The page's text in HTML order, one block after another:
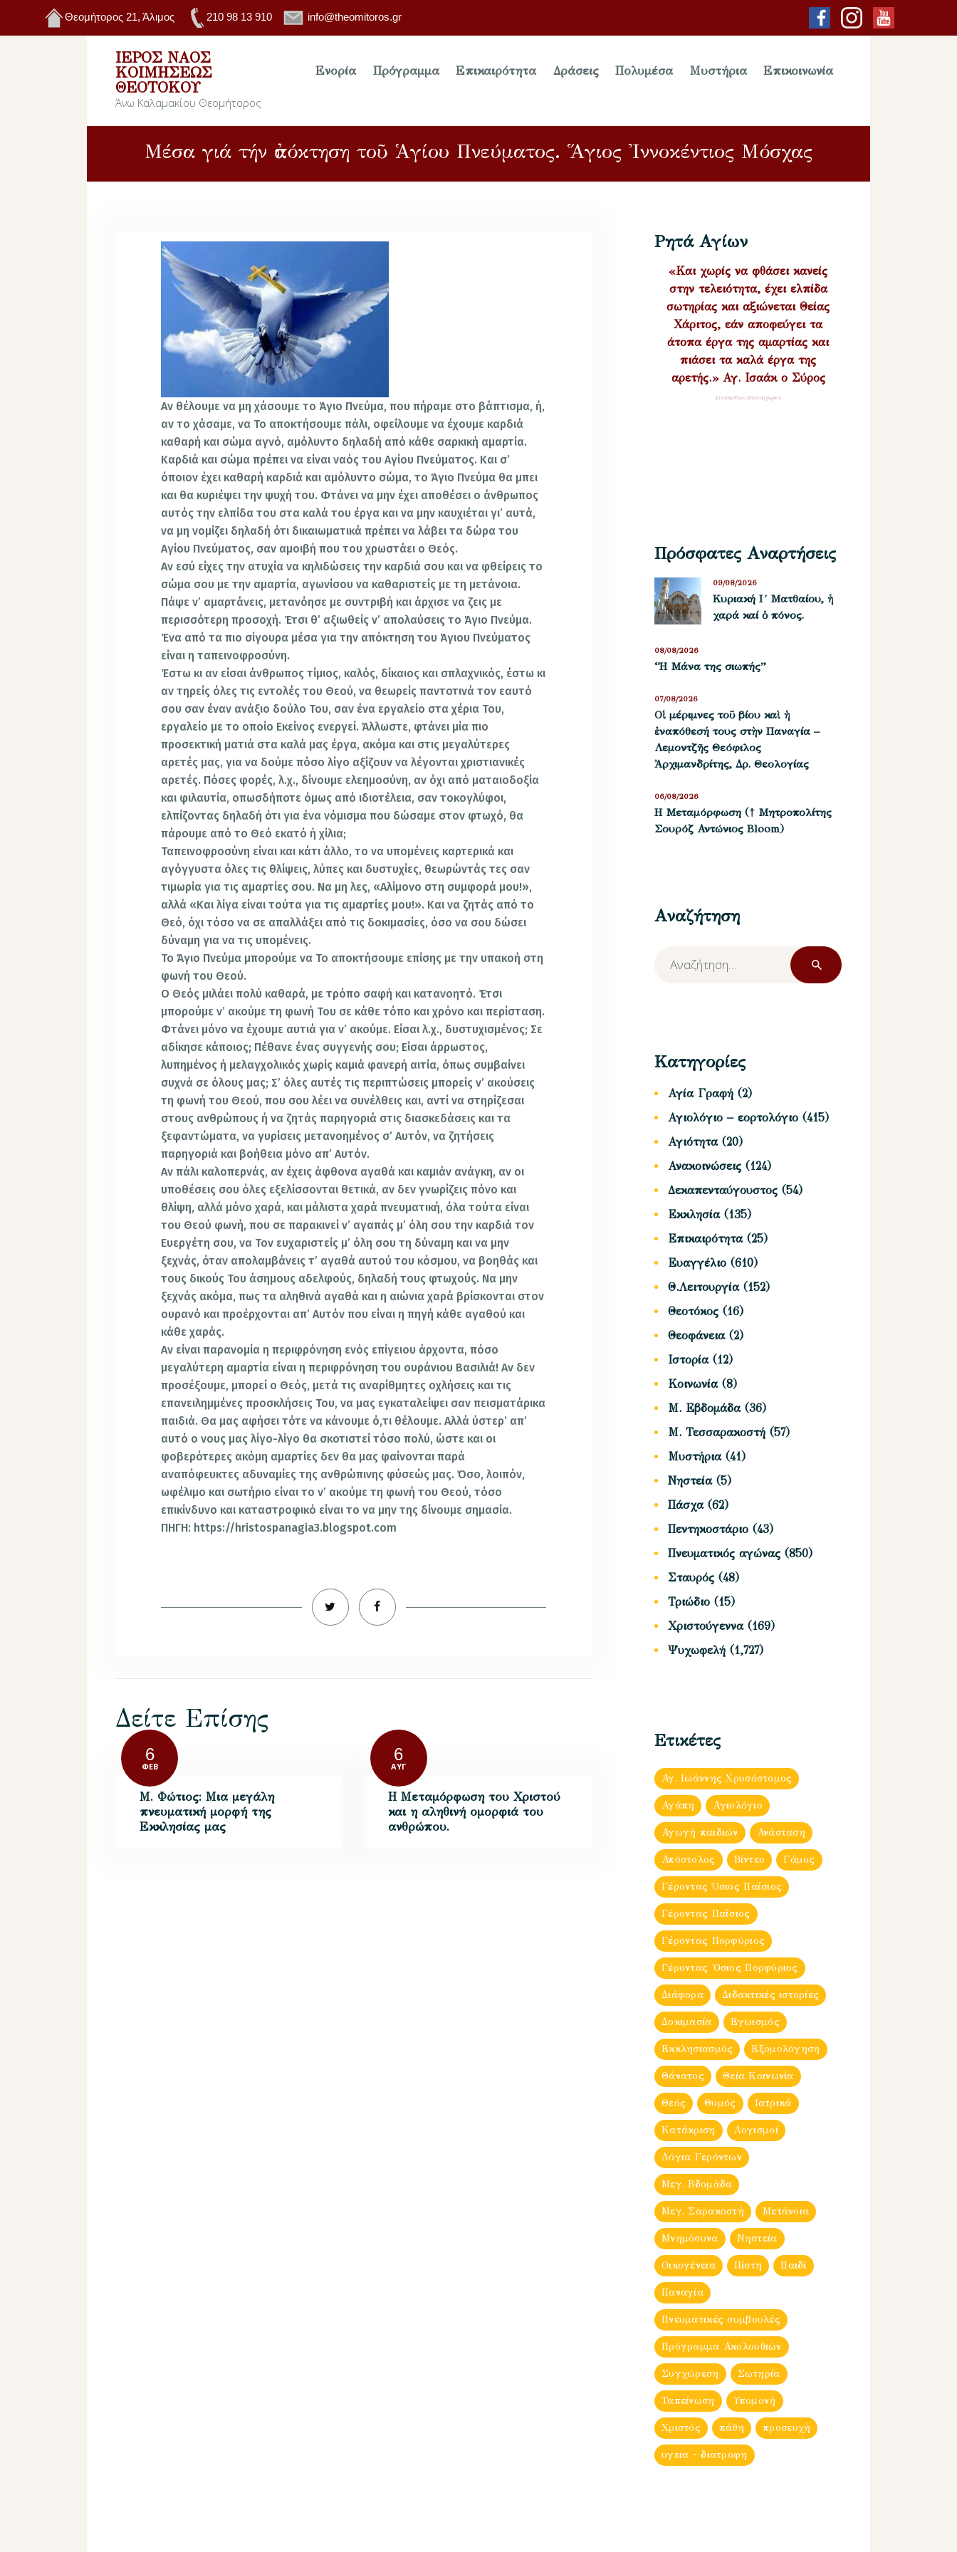
Θεομήτορος 21, Άλιμος 210 98 13 910 info@theomitoros.gr
ΙΕΡΌΣ ΝΑΌΣ
ΚΟΙΜΉΣΕΩΣ
ΘΕΟΤΌΚΟΥ
Άνω Καλαμακίου Θεομήτορος
Ενορία Πρόγραμμα Επικαιρότητα Δράσεις Πολυμέσα Μυστήρια Επικοινωνία
Μέσα γιά τήν ἀπόκτηση τοῦ Ἁγίου Πνεύματος. Ἅγιος Ἰννοκέντιος Μόσχας
Αν θέλουμε να μη χάσουμε το Άγιο Πνεύμα, που πήραμε στο βάπτισμα, ή,
αν το χάσαμε, να Το αποκτήσουμε πάλι, οφείλουμε να έχουμε καρδιά
καθαρή και σώμα αγνό, αμόλυντο δηλαδή από κάθε σαρκική αμαρτία.
Καρδιά και σώμα πρέπει να είναι ναός του Αγίου Πνεύματος. Και σ’
όποιον έχει καθαρή καρδιά και αμόλυντο σώμα, το Άγιο Πνεύμα θα μπει
και θα κυριέψει την ψυχή του. Φτάνει να μην έχει αποθέσει ο άνθρωπος
αυτός την ελπίδα του στα καλά του έργα και να μην καυχιέται γι’ αυτά,
να μη νομίζει δηλαδή ότι δικαιωματικά πρέπει να λάβει τα δώρα του
Αγίου Πνεύματος, σαν αμοιβή που του χρωστάει ο Θεός.
Αν εσύ είχες την ατυχία να κηλιδώσεις την καρδιά σου και να φθείρεις το
σώμα σου με την αμαρτία, αγωνίσου να καθαριστείς με τη μετάνοια.
Πάψε ν’ αμαρτάνεις, μετανόησε με συντριβή και άρχισε να ζεις με
περισσότερη προσοχή. Έτσι θ’ αξιωθείς ν’ απολαύσεις το Άγιο Πνεύμα.
Ένα από τα πιο σίγουρα μέσα για την απόκτηση του Άγιου Πνεύματος
είναι η ταπεινοφροσύνη.
Έστω κι αν είσαι άνθρωπος τίμιος, καλός, δίκαιος και σπλαχνικός, έστω κι
αν τηρείς όλες τις εντολές του Θεού, να θεωρείς παντοτινά τον εαυτό
σου σαν έναν ανάξιο δούλο Του, σαν ένα εργαλείο στα χέρια Του,
εργαλείο με το οποίο Εκείνος ενεργεί. Άλλωστε, φτάνει μία πιο
προσεκτική ματιά στα καλά μας έργα, ακόμα και στις μεγαλύτερες
αρετές μας, για να δούμε πόσο λίγο αξίζουν να λέγονται χριστιανικές
αρετές. Πόσες φορές, λ.χ., δίνουμε ελεημοσύνη, αν όχι από ματαιοδοξία
και φιλαυτία, οπωσδήποτε όμως από ιδιοτέλεια, σαν τοκογλύφοι,
ελπίζοντας δηλαδή ότι για ένα νόμισμα που δώσαμε στον φτωχό, θα
πάρουμε από το Θεό εκατό ή χίλια;
Ταπεινοφροσύνη είναι και κάτι άλλο, το να υπομένεις καρτερικά και
αγόγγυστα όλες τις θλίψεις, λύπες και δυστυχίες, θεωρώντάς τες σαν
τιμωρία για τις αμαρτίες σου. Να μη λες, «Αλίμονο στη συμφορά μου!»,
αλλά «Και λίγα είναι τούτα για τις αμαρτίες μου!». Και να ζητάς από το
Θεό, όχι τόσο να σε απαλλάξει από τις δοκιμασίες, όσο να σου δώσει
δύναμη για να τις υπομένεις.
Το Άγιο Πνεύμα μπορούμε να Το αποκτήσουμε επίσης με την υπακοή στη
φωνή του Θεού.
Ο Θεός μιλάει πολύ καθαρά, με τρόπο σαφή και κατανοητό. Έτσι
μπορούμε ν’ ακούμε τη φωνή Του σε κάθε τόπο και χρόνο και περίσταση.
Φτάνει μόνο να έχουμε αυτιά για ν’ ακούμε. Είσαι λ.χ., δυστυχισμένος; Σε
αδίκησε κάποιος; Πέθανε ένας συγγενής σου; Είσαι άρρωστος,
λυπημένος ή μελαγχολικός χωρίς καμιά φανερή αιτία, όπως συμβαίνει
συχνά σε όλους μας; Σ’ όλες αυτές τις περιπτώσεις μπορείς ν’ ακούσεις
τη φωνή του Θεού, που σου λέει να συνέλθεις και, αντί να στηρίζεσαι
στους ανθρώπους ή να ζητάς παρηγοριά στις διασκεδάσεις και τα
ξεφαντώματα, να γυρίσεις μετανοημένος σ’ Αυτόν, να ζητήσεις
παρηγοριά και βοήθεια μόνο απ’ Αυτόν.
Αν πάλι καλοπερνάς, αν έχεις άφθονα αγαθά και καμιάν ανάγκη, αν οι
υποθέσεις σου όλες εξελίσσονται θετικά, αν δεν γνωρίζεις πόνο και
θλίψη, αλλά μόνο χαρά, και μάλιστα χαρά πνευματική, όλα τούτα είναι
του Θεού φωνή, που σε παρακινεί ν’ αγαπάς μ’ όλη σου την καρδιά τον
Ευεργέτη σου, να Τον ευχαριστείς μ’ όλη σου τη δύναμη και να μην
ξεχνάς, όταν απολαμβάνεις τ’ αγαθά αυτού του κόσμου, να βοηθάς και
τους δικούς Του άσημους αδελφούς, δηλαδή τους φτωχούς. Να μην
ξεχνάς ακόμα, πως τα αληθινά αγαθά και η αιώνια χαρά βρίσκονται στον
ουρανό και προέρχονται απ’ Αυτόν που είναι η πηγή κάθε αγαθού και
κάθε χαράς.
Αν είναι παρανομία η περιφρόνηση ενός επίγειου άρχοντα, πόσο
μεγαλύτερη αμαρτία είναι η περιφρόνηση του ουράνιου Βασιλιά! Αν δεν
προσέξουμε, μπορεί ο Θεός, μετά τις αναρίθμητες οχλήσεις και τις
επανειλημμένες προσκλήσεις Του, να μας εγκαταλείψει σαν πεισματάρικα
παιδιά. Θα μας αφήσει τότε να κάνουμε ό,τι θέλουμε. Αλλά ύστερ’ απ’
αυτό ο νους μας λίγο-λίγο θα σκοτιστεί τόσο πολύ, ώστε και οι
φοβερότερες ακόμη αμαρτίες δεν θα μας φαίνονται παρά
αναπόφευκτες αδυναμίες της ανθρώπινης φύσεώς μας. Όσο, λοιπόν,
ωφέλιμο και σωτήριο είναι το ν’ ακούμε τη φωνή του Θεού, τόσο
επικίνδυνο και καταστροφικό είναι το να μην της δίνουμε σημασία.
ΠΗΓΗ: https://hristospanagia3.blogspot.com
Δείτε Επίσης
6
ΦΕΒ
Μ. Φώτιος: Μια μεγάλη
πνευματική μορφή της
Εκκλησίας μας
6
ΑΥΓ
Η Μεταμόρφωση του Χριστού
και η αληθινή ομορφιά του
ανθρώπου.
Ρητά Αγίων
«Και χωρίς να φθάσει κανείς
στην τελειότητα, έχει ελπίδα
σωτηρίας και αξιώνεται Θείας
Χάριτος, εάν αποφεύγει τα
άτοπα έργα της αμαρτίας και
πιάσει τα καλά έργα της
αρετής.» Αγ. Ισαάκ ο Σύρος
Σύναξη Νέων Παλαιοχωρίου
Πρόσφατες Αναρτήσεις
Κυριακή Ι´ Ματθαίου, ἡ
χαρά καί ὁ πόνος.
09/08/2026
“Η Μάνα της σιωπής”
08/08/2026
Οἱ μέριμνες τοῦ βίου καὶ ἡ
ἐναπόθεσή τους στὴν Παναγία –
Λεμοντζῆς Θεόφιλος
Ἀρχιμανδρίτης, Δρ. Θεολογίας
07/08/2026
Η Μεταμόρφωση († Μητροπολίτης
Σουρόζ Αντώνιος Bloom)
06/08/2026
Αναζήτηση
Αναζήτηση
για:
Κατηγορίες
Αγία Γραφή (2)
Αγιολόγιο – εορτολόγιο (415)
Αγιότητα(20)
Ανακοινώσεις (124)
Δεκαπενταύγουστος (54)
Εκκλησία(135)
Επικαιρότητα(25)
Ευαγγέλιο (610)
Θ.Λειτουργία(152)
Θεοτόκος (16)
Θεοφάνεια(2)
Ιστορία(12)
Κοινωνία(8)
Μ. Εβδομάδα(36)
Μ. Τεσσαρακοστή (57)
Μυστήρια(41)
Νηστεία(5)
Πάσχα(62)
Πεντηκοστάριο (43)
Πνευματικός αγώνας (850)
Σταυρός (48)
Τριώδιο (15)
Χριστούγεννα(169)
Ψυχωφελή (1,727)
Ετικέτες
Αγ. Ιωάννης Χρυσόστομος
Αγάπη Αγιολόγιο
Αγωγή παιδιών Ανάσταση
Απόστολος Βίντεο Γάμος
Γέροντας Όσιος Παΐσιος
Γέροντας Παΐσιος
Γέροντας Πορφύριος
Γέροντας Ὀσιος Πορφύριος
Διάφορα Διδακτικές ιστορίες
Δοκιμασία Εγωισμός
Εκκλησιασμός Εξομολόγηση
Θάνατος Θεία Κοινωνία
Θεός Θυμός Ιατρικά
Κατάκριση Λογισμοί
Λόγια Γερόντων
Μεγ. Βδομἀδα
Μεγ. Σαρακοστή Μετάνοια
Μνημόσυνα Νηστεία
Οικογένεια Πίστη Παιδί
Παναγία
Πνευματικές συμβουλές
Πρόγραμμα Ακολουθιών
Συγχώρεση Σωτηρία
Ταπείνωση Υπομονή
Χριστός πάθη προσευχή
υγεια - διατροφη